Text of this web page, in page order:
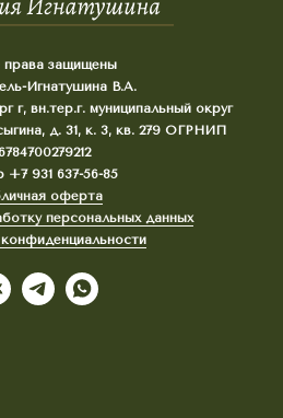
защищены
Игнатушина В.А.
г, вн.тер.г. муниципальный округ
д. 31, к. 3, кв. 279 ОГРНИП
+7 931 637-56-85
оферта
персональных данных